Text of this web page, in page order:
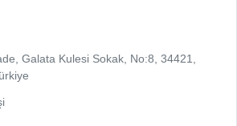
Galata Kulesi Sokak, No:8, 34421,